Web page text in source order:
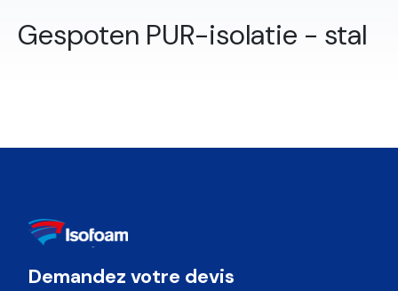
Gespoten PUR-isolatie - stal
Demandez votre devis